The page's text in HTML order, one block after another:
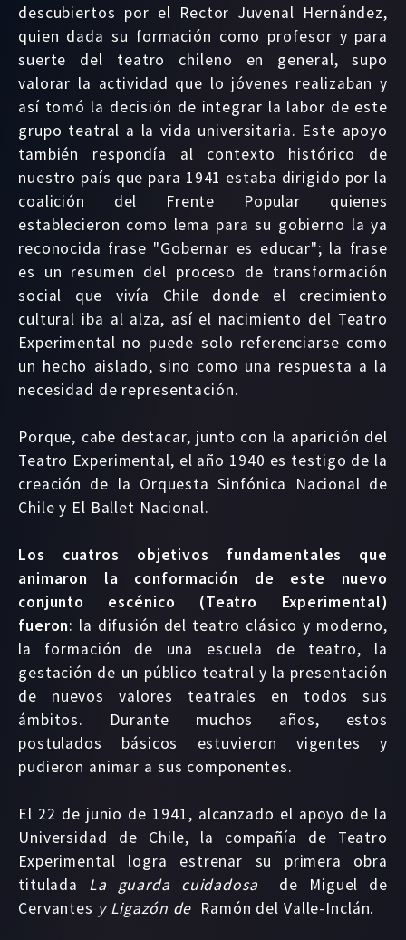
descubiertos por el Rector Juvenal Hernández,
quien dada su formación como profesor y para
suerte del teatro chileno en general, supo
valorar la actividad que lo jóvenes realizaban y
así tomó la decisión de integrar la labor de este
grupo teatral a la vida universitaria. Este apoyo
también respondía al contexto histórico de
nuestro país que para 1941 estaba dirigido por la
coalición del Frente Popular quienes
establecieron como lema para su gobierno la ya
reconocida frase "Gobernar es educar"; la frase
es un resumen del proceso de transformación
social que vivía Chile donde el crecimiento
cultural iba al alza, así el nacimiento del Teatro
Experimental no puede solo referenciarse como
un hecho aislado, sino como una respuesta a la
necesidad de representación.
Porque, cabe destacar, junto con la aparición del
Teatro Experimental, el año 1940 es testigo de la
creación de la Orquesta Sinfónica Nacional de
Chile y El Ballet Nacional.
Los cuatros objetivos fundamentales que
animaron la conformación de este nuevo
conjunto escénico (Teatro Experimental)
fueron: la difusión del teatro clásico y moderno,
la formación de una escuela de teatro, la
gestación de un público teatral y la presentación
de nuevos valores teatrales en todos sus
ámbitos. Durante muchos años, estos
postulados básicos estuvieron vigentes y
pudieron animar a sus componentes.
El 22 de junio de 1941, alcanzado el apoyo de la
Universidad de Chile, la compañía de Teatro
Experimental logra estrenar su primera obra
titulada La guarda cuidadosa de Miguel de
Cervantes y Ligazón de Ramón del Valle-Inclán.